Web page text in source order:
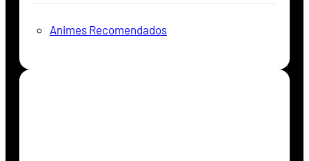
Animes Recomendados